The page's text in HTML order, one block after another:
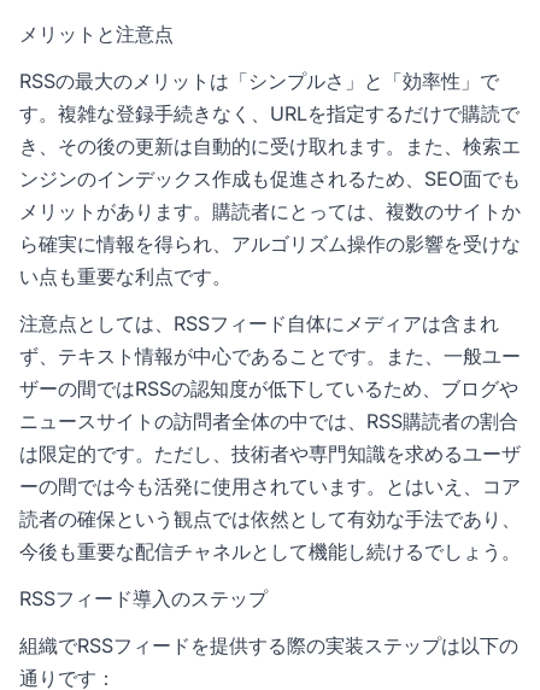
メリットと注意点
RSSの最大のメリットは「シンプルさ」と「効率性」で
す。複雑な登録手続きなく、URLを指定するだけで購読で
き、その後の更新は自動的に受け取れます。また、検索エ
ンジンのインデックス作成も促進されるため、SEO面でも
メリットがあります。購読者にとっては、複数のサイトか
ら確実に情報を得られ、アルゴリズム操作の影響を受けな
い点も重要な利点です。
注意点としては、RSSフィード自体にメディアは含まれ
ず、テキスト情報が中心であることです。また、一般ユー
ザーの間ではRSSの認知度が低下しているため、ブログや
ニュースサイトの訪問者全体の中では、RSS購読者の割合
は限定的です。ただし、技術者や専門知識を求めるユーザ
ーの間では今も活発に使用されています。とはいえ、コア
読者の確保という観点では依然として有効な手法であり、
今後も重要な配信チャネルとして機能し続けるでしょう。
RSSフィード導入のステップ
組織でRSSフィードを提供する際の実装ステップは以下の
通りです：